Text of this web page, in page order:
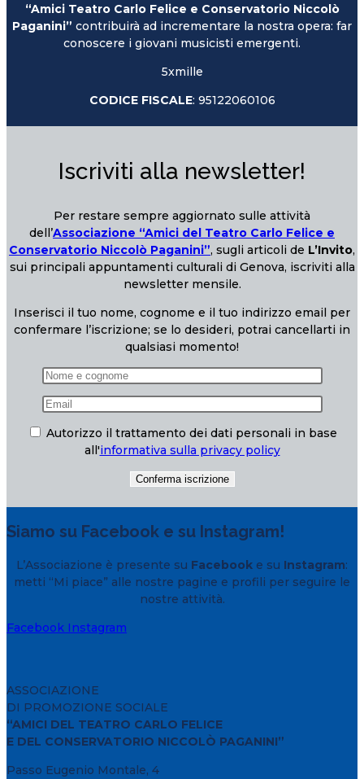
“Amici Teatro Carlo Felice e Conservatorio Niccolò
Paganini” contribuirà ad incrementare la nostra opera: far
conoscere i giovani musicisti emergenti.
5xmille
CODICE FISCALE: 95122060106
Iscriviti alla newsletter!
Per restare sempre aggiornato sulle attività
dell’Associazione “Amici del Teatro Carlo Felice e
Conservatorio Niccolò Paganini”, sugli articoli de L’Invito,
sui principali appuntamenti culturali di Genova, iscriviti alla
newsletter mensile.
Inserisci il tuo nome, cognome e il tuo indirizzo email per
confermare l’iscrizione; se lo desideri, potrai cancellarti in
qualsiasi momento!
Autorizzo il trattamento dei dati personali in base
all'informativa sulla privacy policy
Siamo su Facebook e su Instagram!
L’Associazione è presente su Facebook e su Instagram:
metti “Mi piace” alle nostre pagine e profili per seguire le
nostre attività.
Facebook Instagram
ASSOCIAZIONE
DI PROMOZIONE SOCIALE
“AMICI DEL TEATRO CARLO FELICE
E DEL CONSERVATORIO NICCOLÒ PAGANINI”
Passo Eugenio Montale, 4